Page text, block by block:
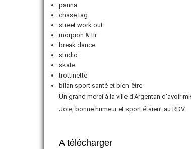
panna
chase tag
street work out
morpion & tir
break dance
studio
skate
trottinette
bilan sport santé et bien-être
Un grand merci à la ville d'Argentan d'avoir
Joie, bonne humeur et sport étaient au RDV.
A télécharger